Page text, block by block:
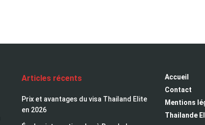
Articles récents
Prix et avantages du visa Thailand Elite
en 2026
Accueil
Contact
Mentions
Thailande